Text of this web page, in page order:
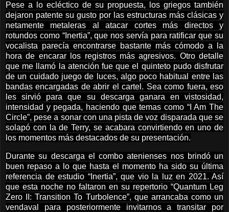
Pese a lo ecléctico de su propuesta, los griegos también
dejaron patente su gusto por las estructuras más clásicas y
netamente metaleras al atacar cortes más directos y
rotundos como “Inertia”, que nos servía para ratificar que su
vocalista parecía encontrarse bastante más cómodo a la
hora de encarar los registros más agresivos. Otro detalle
que me llamó la atención fue que el quinteto pudo disfrutar
de un cuidado juego de luces, algo poco habitual entre las
bandas encargadas de abrir el cartel. Sea como fuera, eso
les sirvió para que su descarga ganara en vistosidad,
intensidad y pegada, haciendo que temas como “I Am The
Circle”, pese a sonar con una pista de voz disparada que se
solapó con la de Terry, se acabara convirtiendo en uno de
los momentos más destacados de su presentación.
Durante su descarga el combo atenienses nos brindó un
buen repaso a lo que hasta el momento ha sido su última
referencia de estudio “Inertia”, que vio la luz en 2021. Así
que esta noche no faltaron en su repertorio “Quantum Leg
Zero II: Transition To Turbolence”, que arrancaba como un
vendaval para posteriormente invitarnos a transitar por